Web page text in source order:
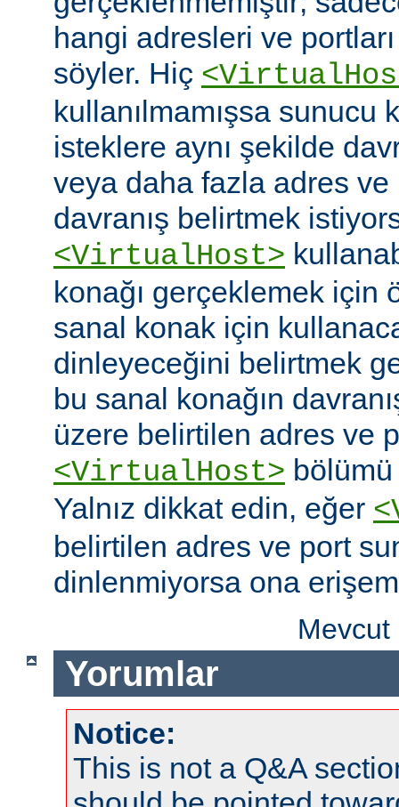
hangi adresleri ve
söyler. Hiç
kullanılmamışsa sunucu
isteklere aynı şekilde
veya daha fazla adres ve
davranış belirtmek
<VirtualHost>
konağı gerçeklemek için
sanal konak için
dinleyeceğini belirtmek
bu sanal konağın
üzere belirtilen adres ve
<VirtualHost> bölümü
Yalnız dikkat edin, eğer
belirtilen adres ve port
dinlenmiyorsa ona
Yorumlar
Notice:
This is not a Q&A